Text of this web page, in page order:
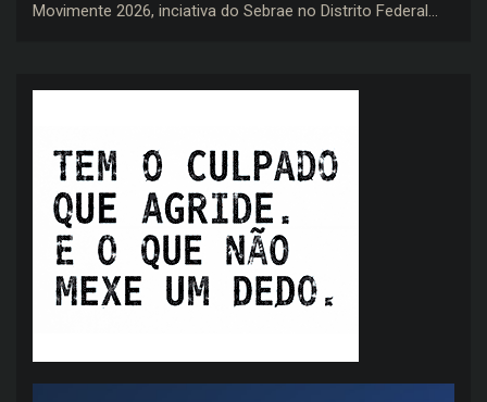
Movimente 2026, inciativa do Sebrae no Distrito Federal…